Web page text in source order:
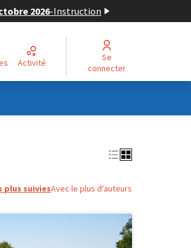
2026-Instruction
Activité
Se
connecter
plus suiviesAvec le plus d'auteurs